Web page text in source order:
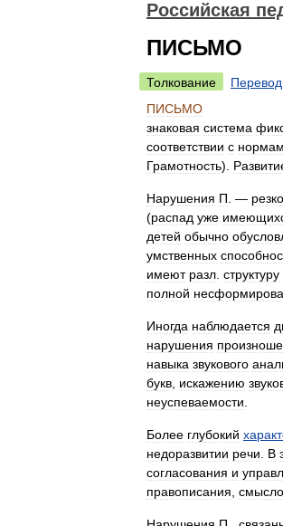
Российская
ПИСЬМО
Толкование
Перевод
ПИСЬМО
знаковая система
соответствии с
Грамотность).
Нарушения П . —
(распад уже
детей обычно
умственных
имеют разл структуру
полной
Иногда наблюдается
нарушения
навыка звукового
букв искажению
неуспеваемости
Более глубокий
недоразвитии речи В
согласования и
правописания